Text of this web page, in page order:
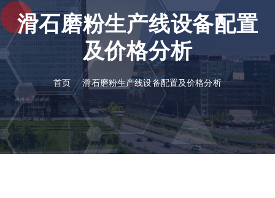
滑石磨粉生产线设备配置
及价格分析
首页 滑石磨粉生产线设备配置及价格分析